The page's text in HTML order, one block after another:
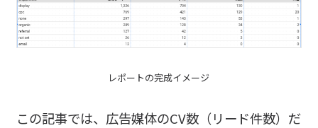
レポートの完成イメージ
この記事では、広告媒体のCV数（リード件数）だ